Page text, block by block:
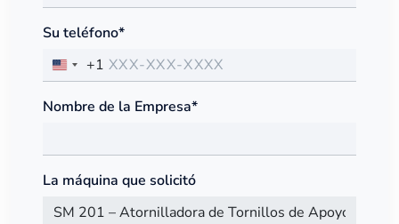
Su teléfono*
+1
Nombre de la Empresa*
La máquina que solicitó